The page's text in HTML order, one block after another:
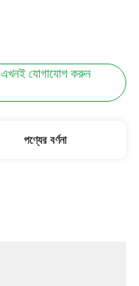
এখনই যোগাযোগ করুন
পণ্যের বর্ণনা